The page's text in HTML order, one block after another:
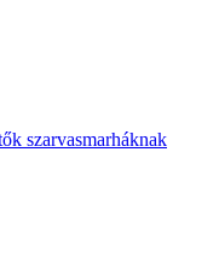
szarvasmarháknak